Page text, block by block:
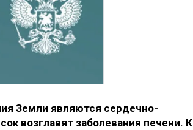
Земли являются сердечно-
возглавят заболевания печени. К